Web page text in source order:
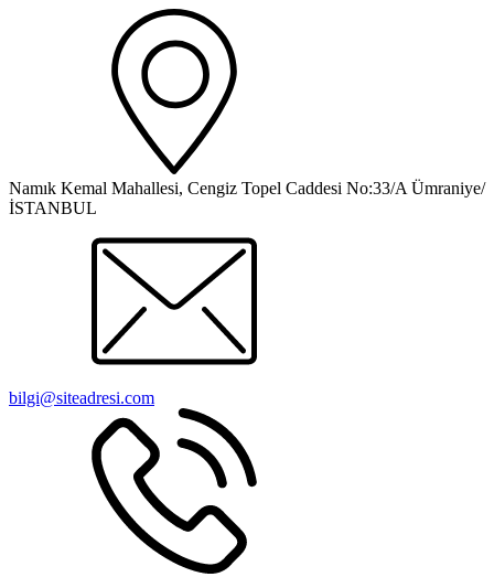
Namık Kemal Mahallesi, Cengiz Topel Caddesi No:33/A Ümraniye/
İSTANBUL
bilgi@siteadresi.com